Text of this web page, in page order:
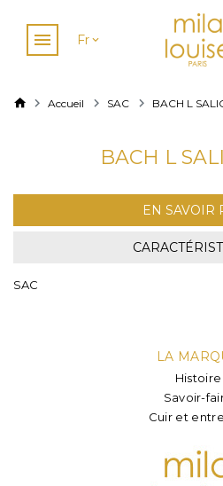
Fr
Accueil SAC BACH L
BACH L
EN SAVOIR
SAC
LA
Histoire
Savoir-
Cuir et